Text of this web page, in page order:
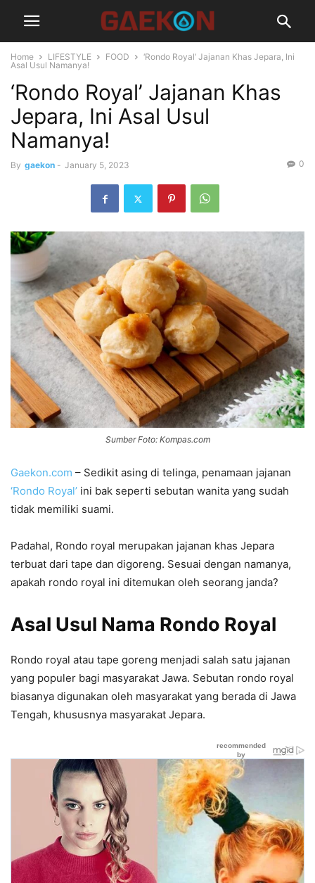
Home LIFESTYLE FOOD
‘Rondo Royal’ Jajanan Khas Jepara, Ini
Asal Usul Namanya!
‘Rondo Royal’ Jajanan Khas
Jepara, Ini Asal Usul
Namanya!
By gaekon - January 5, 2023 0
Sumber Foto: Kompas.com
Gaekon.com – Sedikit asing di telinga, penamaan jajanan
‘Rondo Royal’ ini bak seperti sebutan wanita yang sudah
tidak memiliki suami.
Padahal, Rondo royal merupakan jajanan khas Jepara
terbuat dari tape dan digoreng. Sesuai dengan namanya,
apakah rondo royal ini ditemukan oleh seorang janda?
Asal Usul Nama Rondo Royal
Rondo royal atau tape goreng menjadi salah satu jajanan
yang populer bagi masyarakat Jawa. Sebutan rondo royal
biasanya digunakan oleh masyarakat yang berada di Jawa
Tengah, khususnya masyarakat Jepara.